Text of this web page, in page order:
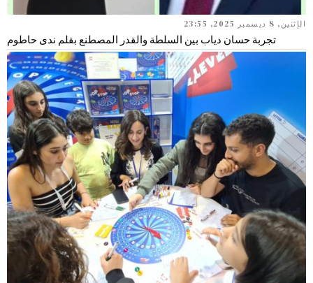
الإثنين, 8 ديسمبر 2025, 23:55
تجربة حسان دياب بين السلطة والقدر المصطنع بقلم ندى حاطوم